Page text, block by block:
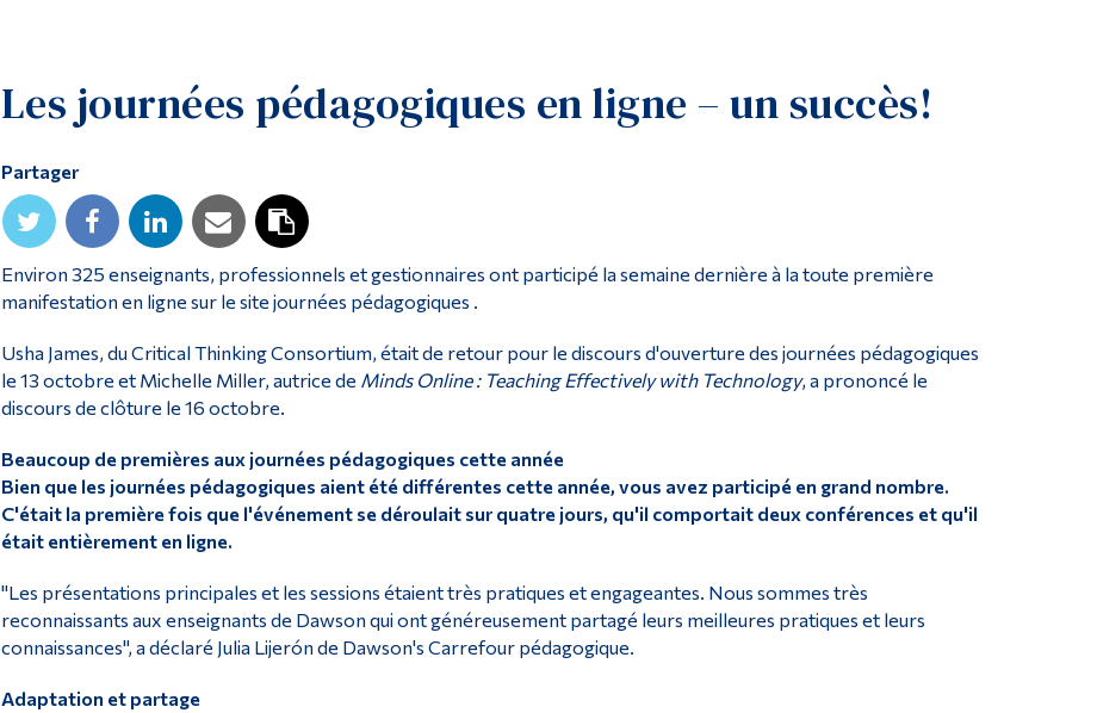
Les journées pédagogiques en ligne – un succès!
Partager
Environ 325 enseignants, professionnels et gestionnaires ont participé la semaine dernière à la toute première
manifestation en ligne sur le site journées pédagogiques .
Usha James, du Critical Thinking Consortium, était de retour pour le discours d'ouverture des journées pédagogiques
le 13 octobre et Michelle Miller, autrice de Minds Online : Teaching Effectively with Technology, a prononcé le
discours de clôture le 16 octobre.
Beaucoup de premières aux journées pédagogiques cette année
Bien que les journées pédagogiques aient été différentes cette année, vous avez participé en grand nombre.
C'était la première fois que l'événement se déroulait sur quatre jours, qu'il comportait deux conférences et qu'il
était entièrement en ligne.
"Les présentations principales et les sessions étaient très pratiques et engageantes. Nous sommes très
reconnaissants aux enseignants de Dawson qui ont généreusement partagé leurs meilleures pratiques et leurs
connaissances", a déclaré Julia Lijerón de Dawson's Carrefour pédagogique.
Adaptation et partage
Menu principal
La vie à Dawson
Futurs étudiants
Étudiants actuels
Diplômé·es et visiteur·euses